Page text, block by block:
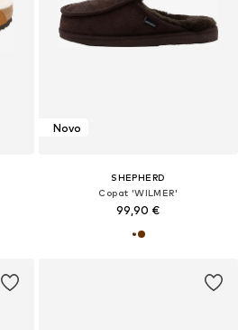
Novo
SHEPHERD
Copat 'WILMER'
99,90 €